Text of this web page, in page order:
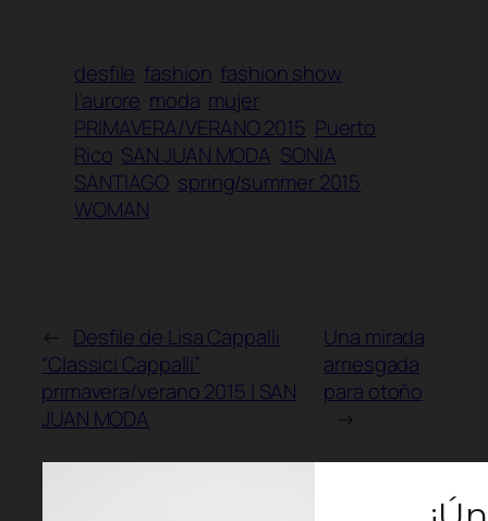
desfile fashion fashion show
l’aurore moda mujer
PRIMAVERA/VERANO 2015 Puerto
Rico SAN JUAN MODA SONIA
SANTIAGO spring/summer 2015
WOMAN
←
Desfile de Lisa Cappalli
“Classici Cappalli”
primavera/verano 2015 | SAN
JUAN MODA
Una mirada
arriesgada
para otoño
→